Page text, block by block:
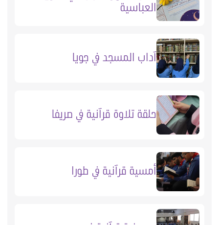
العباسية
آداب المسجد في جويا
حلقة تلاوة قرآنية في صريفا
أمسية قرآنية في طورا